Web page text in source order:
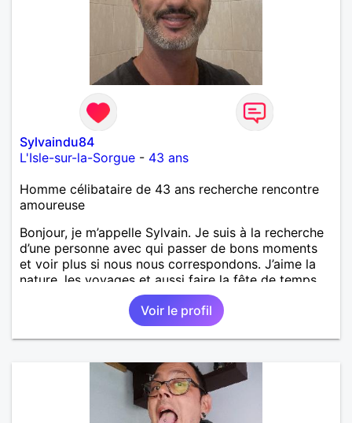
Sylvaindu84
L'Isle-sur-la-Sorgue - 43 ans
Homme célibataire de 43 ans recherche rencontre
amoureuse
Bonjour, je m’appelle Sylvain. Je suis à la recherche
d’une personne avec qui passer de bons moments
et voir plus si nous nous correspondons. J’aime la
nature, les voyages et aussi faire la fête de temps
en temps ;-)Je suis papa d’un petit garçon de 7 ans
dont je m’occupe en garde alternée. J’aime à peu
près tous les styles de musique. (Oui je suis pas
trop fan de Jul). Je fais du sport pour garder la
pense en tout cas 😂)
Voir le profil